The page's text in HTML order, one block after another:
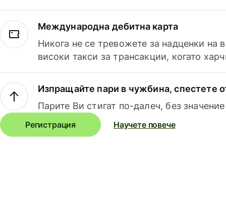
Международна дебитна карта
Никога не се тревожете за надценки на
високи такси за трансакции, когато
Изпращайте пари в чужбина, спестете
Парите Ви стигат по-далеч, без
Регистрация Научете повече